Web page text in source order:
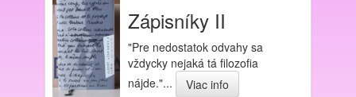
Zápisníky II
"Pre nedostatok odvahy sa
vždycky nejaká tá filozofia
nájde."...
Viac info